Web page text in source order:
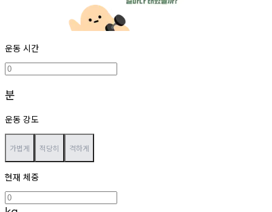
운동 시간
분
운동 강도
가볍게 적당히 격하게
현재 체중